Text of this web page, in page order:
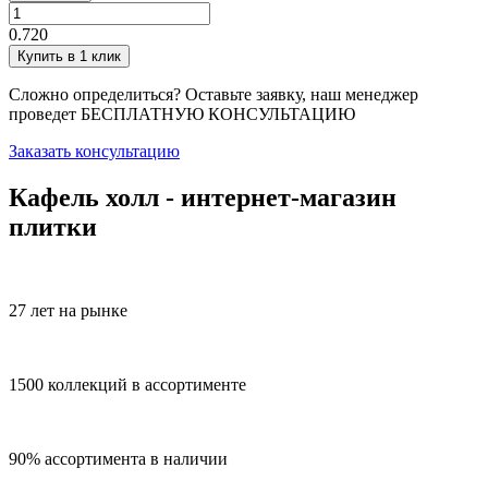
0.720
Купить в 1 клик
Сложно определиться? Оставьте заявку, наш менеджер
проведет БЕСПЛАТНУЮ КОНСУЛЬТАЦИЮ
Заказать консультацию
Кафель холл - интернет-магазин
плитки
27 лет на рынке
1500 коллекций в ассортименте
90% ассортимента в наличии